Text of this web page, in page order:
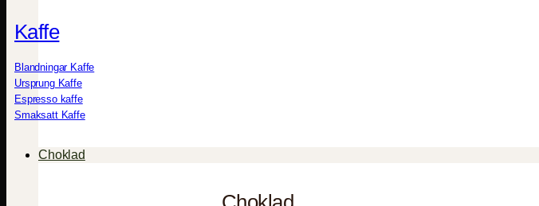
Kaffe
Blandningar Kaffe
Ursprung Kaffe
Espresso kaffe
Smaksatt Kaffe
Choklad